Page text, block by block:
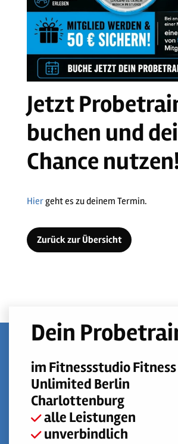
Jetzt
buchen und
Chance
Hiergeht es zu deinem Termin.
Zurück zur Übersicht
Dein
im Fitnessstudio Fitness
Unlimited Berlin
Charlottenburg
alle Leistungen
unverbindlich